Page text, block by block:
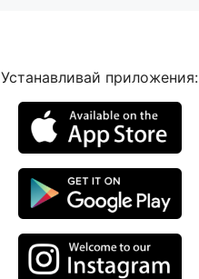
Устанавливай приложения: